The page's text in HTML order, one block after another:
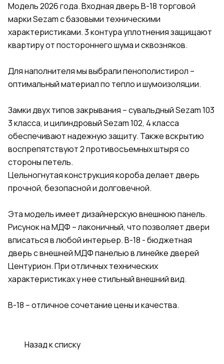
Модель 2026 года. Входная дверь В-18 торговой
марки Sezam с базовыми техническими
характеристиками. 3 контура уплотнения защищают
квартиру от постороннего шума и сквозняков.
Для наполнителя мы выбрали пенополистирол –
оптимальный материал по тепло и шумоизоляции.
Замки двух типов закрывания – сувальдный Sezam 103
3 класса, и цилиндровый Sezam 102, 4 класса
обеспечивают надежную защиту. Также вскрытию
воспрепятствуют 2 противосъемных штыря со
стороны петель.
Цельногнутая конструкция короба делает дверь
прочной, безопасной и долговечной.
Эта модель имеет дизайнерскую внешнюю панель.
Рисунок на МДФ – лаконичный, что позволяет двери
вписаться в любой интерьер. В-18 - бюджетная
дверь с внешней МДФ панелью в линейке дверей
Центурион. При отличных технических
характеристиках у нее стильный внешний вид.
В-18 – отличное сочетание цены и качества.
Назад к списку